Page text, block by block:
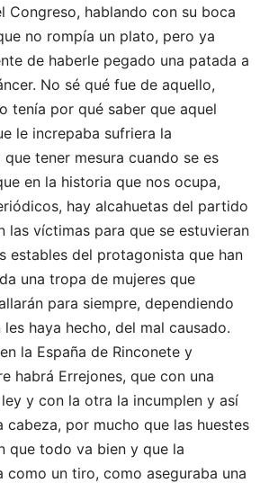
Congreso, hablando con su boca
no rompía un plato, pero ya
de haberle pegado una patada a
No sé qué fue de aquello,
tenía por qué saber que aquel
le increpaba sufriera la
tener mesura cuando se es
en la historia que nos ocupa,
hay alcahuetas del partido
las víctimas para que se estuvieran
estables del protagonista que han
una tropa de mujeres que
para siempre, dependiendo
haya hecho, del mal causado.
la España de Rinconete y
habrá Errejones, que con una
y con la otra la incumplen y así
cabeza, por mucho que las huestes
que todo va bien y que la
como un tiro, como aseguraba una